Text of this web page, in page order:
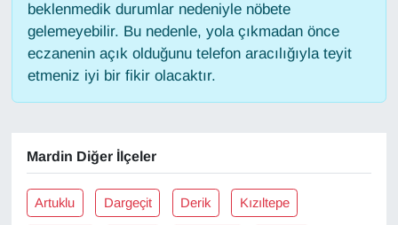
beklenmedik durumlar nedeniyle nöbete
gelemeyebilir. Bu nedenle, yola çıkmadan önce
eczanenin açık olduğunu telefon aracılığıyla teyit
etmeniz iyi bir fikir olacaktır.
Mardin Diğer İlçeler
Artuklu Dargeçit Derik Kızıltepe
HABERDE İNSAN
İngilizce
Kamu Alımları
Kim Kimdir?